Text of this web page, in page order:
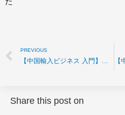
PREVIOUS
【中国輸入ビジネス 入門】中国山東省地域から日本への高速船
Share this post on